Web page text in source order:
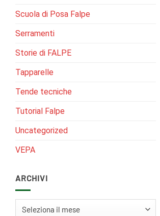
Scuola di Posa Falpe
Serramenti
Storie di FALPE
Tapparelle
Tende tecniche
Tutorial Falpe
Uncategorized
VEPA
ARCHIVI